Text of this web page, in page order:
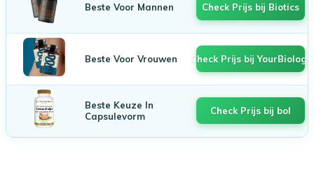
Beste Voor Mannen Check Prijs bij Biotics
Beste Voor Vrouwen Check Prijs bij YourBiology
Beste Keuze In
Capsulevorm
Check Prijs bij bol